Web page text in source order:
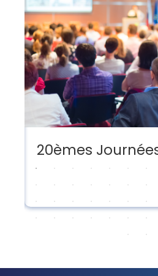
20èmes